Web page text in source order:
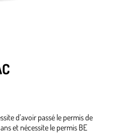
d’avoir passé le permis de
et nécessite le permis BE